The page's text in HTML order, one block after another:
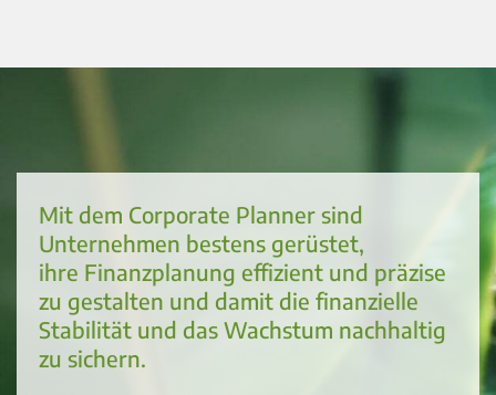
Mit dem Corporate Planner sind
Unternehmen bestens gerüstet,
ihre Finanzplanung effizient und präzise
zu gestalten und damit die finanzielle
Stabilität und das Wachstum nachhaltig
zu sichern.